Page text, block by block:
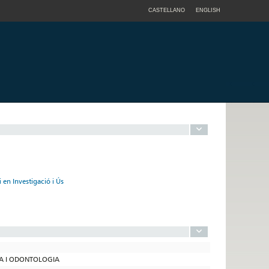
CASTELLANO ENGLISH
Investigació i Ús
I ODONTOLOGIA